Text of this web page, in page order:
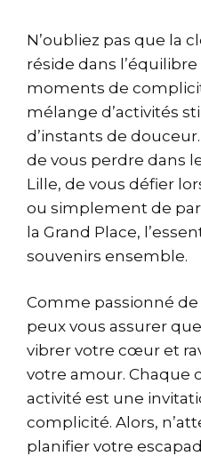
N’oubliez pas que la
réside dans
moments de
mélange d’activités
d’instants de
de vous perdre dans
Lille, de vous défier
ou simplement de
la Grand Place,
souvenirs ensemble.
Comme passionné
peux vous assurer
vibrer votre cœur et
votre amour. Chaque
activité est une
complicité. Alors,
planifier votre